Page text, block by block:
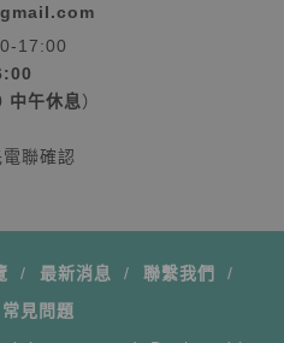
17:00
午休息）
確認
最新消息
聯繫我們
常見問題